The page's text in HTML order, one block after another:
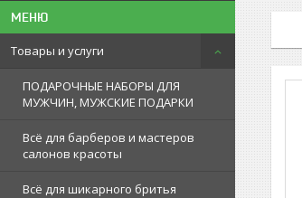
Товары и услуги
ПОДАРОЧНЫЕ НАБОРЫ ДЛЯ
МУЖЧИН, МУЖСКИЕ ПОДАРКИ
Всё для барберов и мастеров
салонов красоты
Всё для шикарного бритья